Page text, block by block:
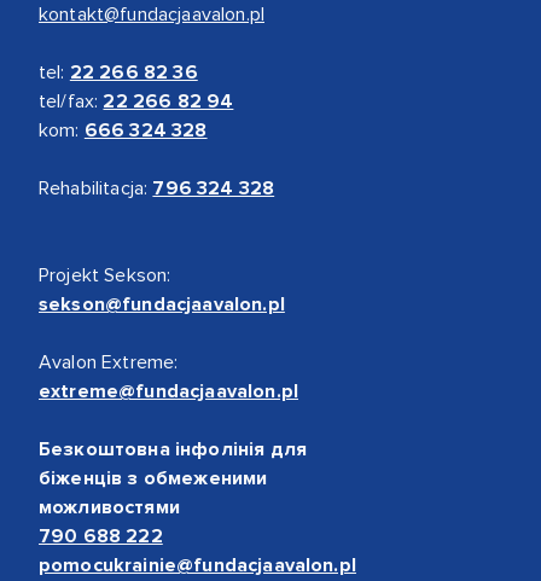
kontakt@fundacjaavalon.pl
tel: 22 266 82 36
tel/fax: 22 266 82 94
kom: 666 324 328
Rehabilitacja: 796 324 328
Projekt Sekson:
sekson@fundacjaavalon.pl
Avalon Extreme:
extreme@fundacjaavalon.pl
Безкоштовна інфолінія для
біженців з обмеженими
можливостями
790 688 222
pomocukrainie@fundacjaavalon.pl